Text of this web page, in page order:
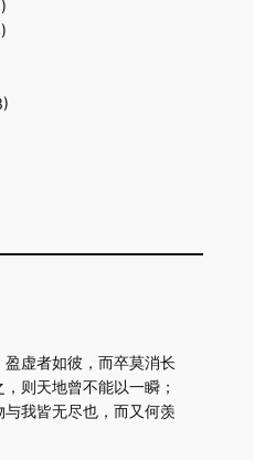
虚者如彼，而卒莫消长
则天地曾不能以一瞬；
我皆无尽也，而又何羡